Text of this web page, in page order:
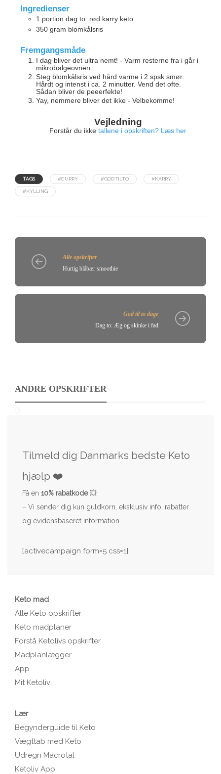
Ingredienser
1 portion dag to: rød karry keto
350 gram blomkålsris
Fremgangsmåde
I dag bliver det ultra nemt! - Varm resterne fra i går i
mikrobølgeovnen
Steg blomkålsris ved hård varme i 2 spsk smør.
Hårdt og intenst i ca. 2 minutter. Vend det ofte.
Sådan bliver de peeerfekte!
Yay, nemmere bliver det ikke - Velbekomme!
Vejledning
Forstår du ikketallene i opskriften? Læs her
TAGS #CURRY #GODTILTO #KARRY
#KYLLING
Alle opskrifter
Hurtig blåbær smoothie
God til to dage
Dag to: Æg og skinke i fad
ANDRE OPSKRIFTER
Tilmeld dig Danmarks bedste Keto
hjælp ❤️
Få en 10% rabatkode💥
– Vi sender dig kun guldkorn, eksklusiv info, rabatter
og evidensbaseret information..
[activecampaign form=5 css=1]
Keto mad
Alle Keto opskrifter
Keto madplaner
Forstå Ketolivs opskrifter
Madplanlægger
App
Mit Ketoliv
Lær
Begynderguide til Keto
Vægttab med Keto
Udregn Macrotal
Ketoliv App